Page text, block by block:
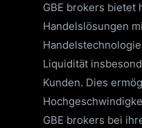
GBE brokers bietet
Handelslösungen
Liquidität
Kunden. Dies
GBE brokers bei